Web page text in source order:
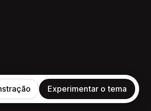
Experimentar o tema